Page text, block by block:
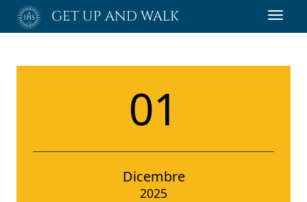
Passa
GET UP AND WALK
01
Dicembre
2025